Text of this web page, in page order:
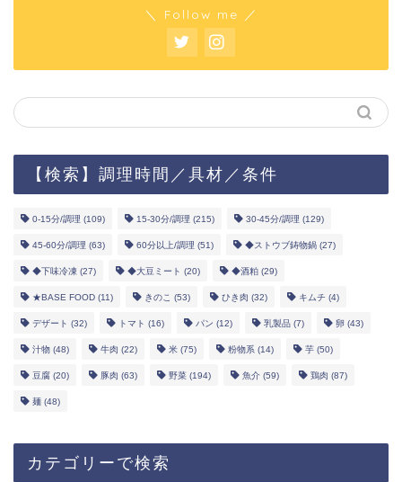
＼ Follow me ／
【検索】調理時間／具材／条件
0-15分/調理 (109) 15-30分/調理 (215) 30-45分/調理 (129)
45-60分/調理 (63) 60分以上/調理 (51) ◆ストウブ鋳物鍋 (27)
◆下味冷凍 (27) ◆大豆ミート (20) ◆酒粕 (29)
★BASE FOOD (11) きのこ (53) ひき肉 (32) キムチ (4)
デザート (32) トマト (16) パン (12) 乳製品 (7) 卵 (43)
汁物 (48) 牛肉 (22) 米 (75) 粉物系 (14) 芋 (50)
豆腐 (20) 豚肉 (63) 野菜 (194) 魚介 (59) 鶏肉 (87)
麺 (48)
カテゴリーで検索